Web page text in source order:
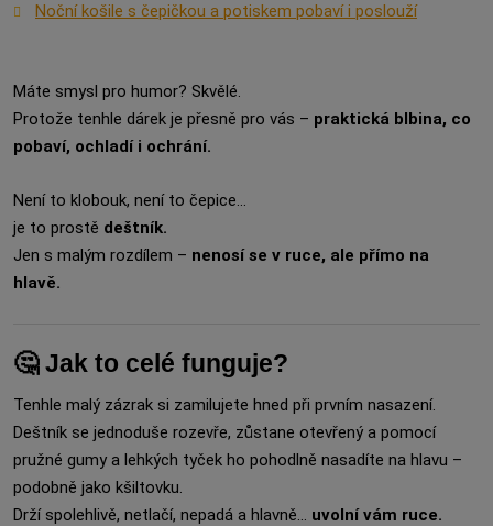
Noční košile s čepičkou a potiskem pobaví i poslouží
Máte smysl pro humor? Skvělé.
Protože tenhle dárek je přesně pro vás – praktická blbina, co
pobaví, ochladí i ochrání.
Není to klobouk, není to čepice…
je to prostě deštník.
Jen s malým rozdílem – nenosí se v ruce, ale přímo na
hlavě.
🤔 Jak to celé funguje?
Tenhle malý zázrak si zamilujete hned při prvním nasazení.
Deštník se jednoduše rozevře, zůstane otevřený a pomocí
pružné gumy a lehkých tyček ho pohodlně nasadíte na hlavu –
podobně jako kšiltovku.
Drží spolehlivě, netlačí, nepadá a hlavně… uvolní vám ruce.